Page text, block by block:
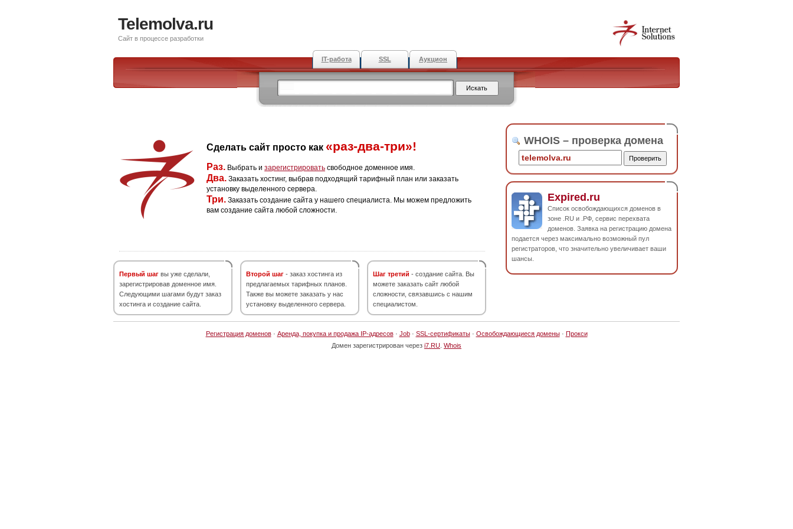
Telemolva.ru
Сайт в процессе разработки
IT-работа SSL Аукцион
Сделать сайт просто как «раз-два-три»!
Раз. Выбрать и зарегистрировать свободное доменное имя.
Два. Заказать хостинг, выбрав подходящий тарифный план или заказать
установку выделенного сервера.
Три. Заказать создание сайта у нашего специалиста. Мы можем предложить
вам создание сайта любой сложности.
Первый шаг вы уже сделали,
зарегистрировав доменное имя.
Следующими шагами будут заказ
хостинга и создание сайта.
Второй шаг - заказ хостинга из
предлагаемых тарифных планов.
Также вы можете заказать у нас
установку выделенного сервера.
Шаг третий - создание сайта. Вы
можете заказать сайт любой
сложности, связавшись с нашим
специалистом.
WHOIS – проверка домена
Expired.ru
Список освобождающихся доменов в
зоне .RU и .РФ, сервис перехвата
доменов. Заявка на регистрацию домена
подается через максимально возможный пул
регистраторов, что значительно увеличивает ваши
шансы.
Регистрация доменов· Аренда, покупка и продажа IP-адресов· Job· SSL-сертификаты· Освобождающиеся домены· Прокси
Домен зарегистрирован через i7.RU Whois